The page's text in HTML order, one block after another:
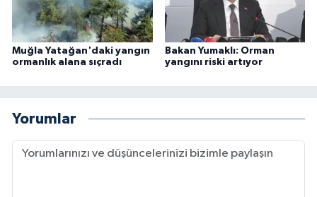
Muğla Yatağan'daki yangın
ormanlık alana sıçradı
Bakan Yumaklı: Orman
yangını riski artıyor
Yorumlar